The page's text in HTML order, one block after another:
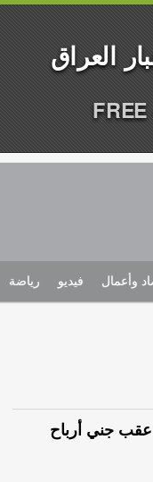
وأعمال فيديو رياضة